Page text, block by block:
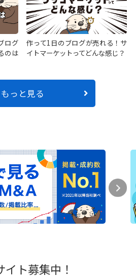
ログ
のは
作って1日のブログが売れる！サ
イトマーケットってどんな感じ？
もっと見る
イト募集中！